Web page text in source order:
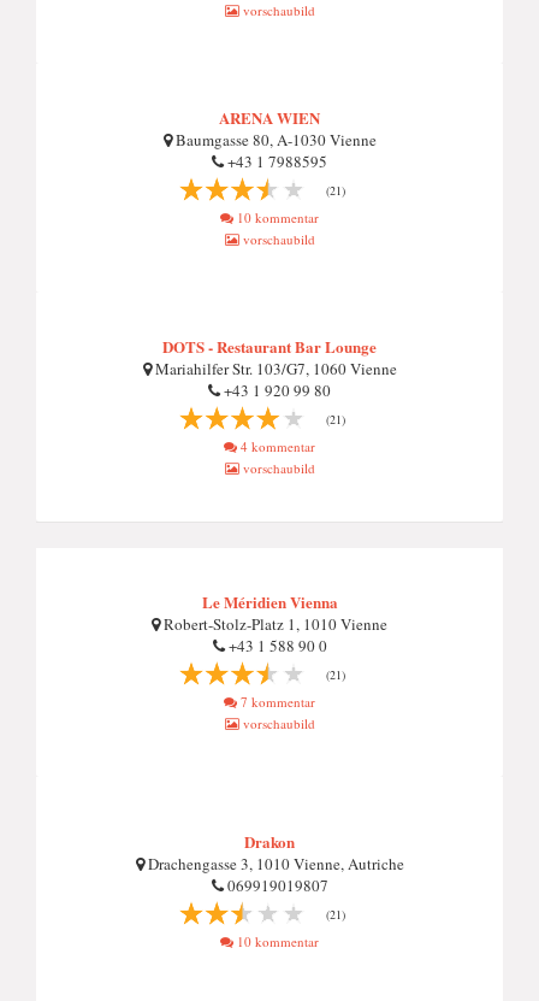
vorschaubild
ARENA WIEN
Baumgasse 80, A-1030 Vienne
+43 1 7988595
(21)
10 kommentar
vorschaubild
DOTS - Restaurant Bar Lounge
Mariahilfer Str. 103/G7, 1060 Vienne
+43 1 920 99 80
(21)
4 kommentar
vorschaubild
Le Méridien Vienna
Robert-Stolz-Platz 1, 1010 Vienne
+43 1 588 90 0
(21)
7 kommentar
vorschaubild
Drakon
Drachengasse 3, 1010 Vienne, Autriche
069919019807
(21)
10 kommentar